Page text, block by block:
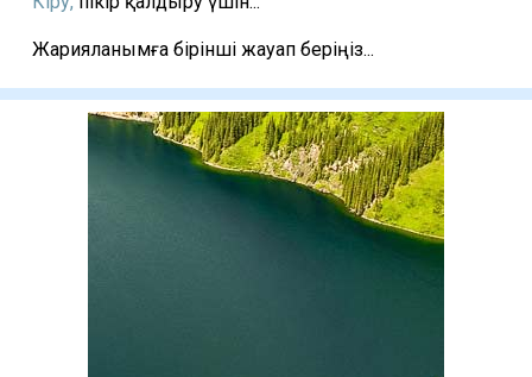
Жарияланымға бірінші жауап беріңіз...